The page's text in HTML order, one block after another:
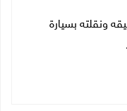
ونقلته بسيارة